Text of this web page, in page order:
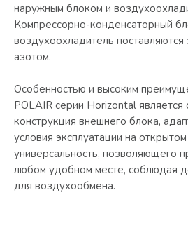
наружным блоком и
Компрессорно-конденсаторный
воздухоохладитель
азотом.
Особенностью и высоким
POLAIR серии Horizontal является
конструкция внешнего блока,
условия эксплуатации на
универсальность, позволяющего
любом удобном месте, соблюдая
для воздухообмена.